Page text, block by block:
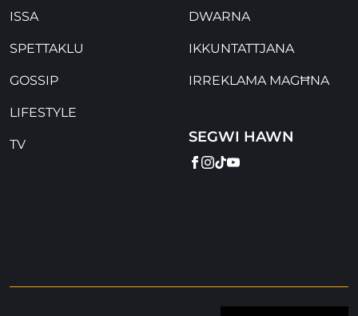
ISSA
SPETTAKLU
GOSSIP
LIFESTYLE
TV
DWARNA
IKKUNTATTJANA
IRREKLAMA MAGĦNA
SEGWI HAWN
FACEBOOK
INSTAGRAM
TIKTOK
YOUTUBE